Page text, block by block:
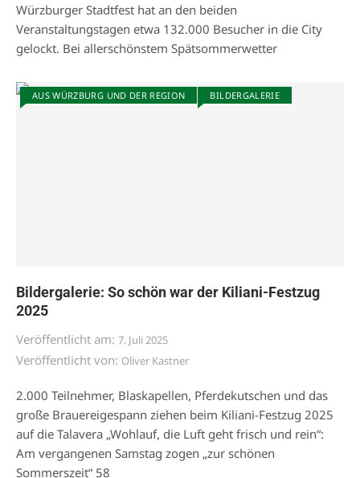
Würzburger Stadtfest hat an den beiden
Veranstaltungstagen etwa 132.000 Besucher in die City
gelockt. Bei allerschönstem Spätsommerwetter
AUS WÜRZBURG UND DER REGION BILDERGALERIE
Bildergalerie: So schön war der Kiliani-Festzug
2025
Veröffentlicht am: 7. Juli 2025
Veröffentlicht von: Oliver Kastner
2.000 Teilnehmer, Blaskapellen, Pferdekutschen und das
große Brauereigespann ziehen beim Kiliani-Festzug 2025
auf die Talavera „Wohlauf, die Luft geht frisch und rein“:
Am vergangenen Samstag zogen „zur schönen
Sommerszeit“ 58